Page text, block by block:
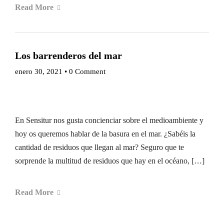
Read More
Los barrenderos del mar
enero 30, 2021 • 0 Comment
En Sensitur nos gusta concienciar sobre el medioambiente y
hoy os queremos hablar de la basura en el mar. ¿Sabéis la
cantidad de residuos que llegan al mar? Seguro que te
sorprende la multitud de residuos que hay en el océano, […]
Read More